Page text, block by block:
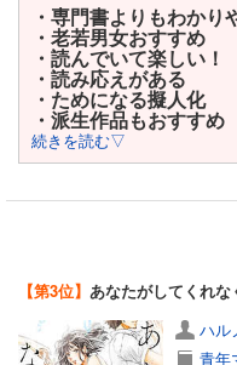
・専門書よりもわかり
・老若男女おすすめ
・読んでいて楽しい！
・読み応えがある
・ためになる擬人化
・派生作品もおすすめ
続きを読む▽
【第3位】 あなたがしてくれな
ハル
青年